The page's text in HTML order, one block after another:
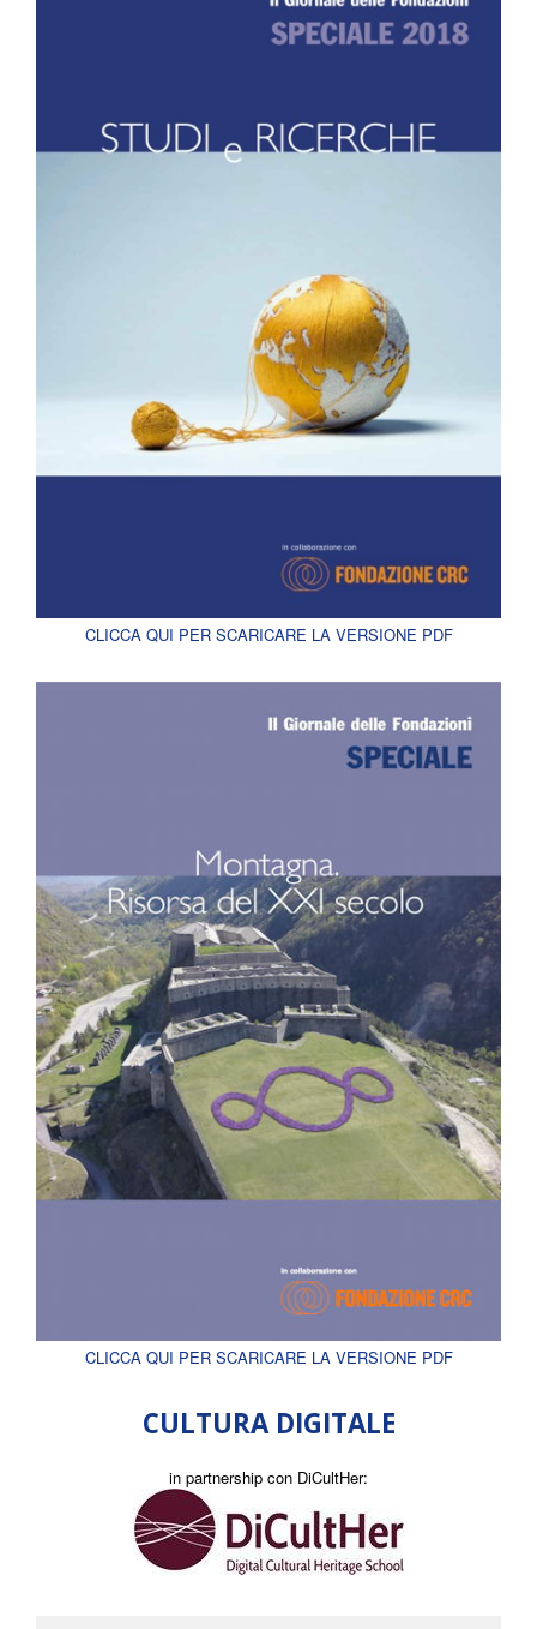
CLICCA QUI PER SCARICARE LA VERSIONE PDF
CLICCA QUI PER SCARICARE LA VERSIONE PDF
CULTURA DIGITALE
in partnership con DiCultHer: